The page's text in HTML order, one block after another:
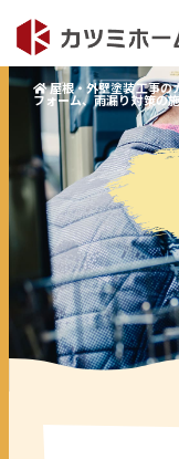
屋根・外壁塗装工事の
フォーム、雨漏り対策の